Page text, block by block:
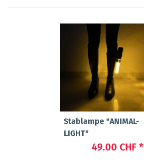
Stablampe "ANIMAL-
LIGHT"
49.00 CHF *